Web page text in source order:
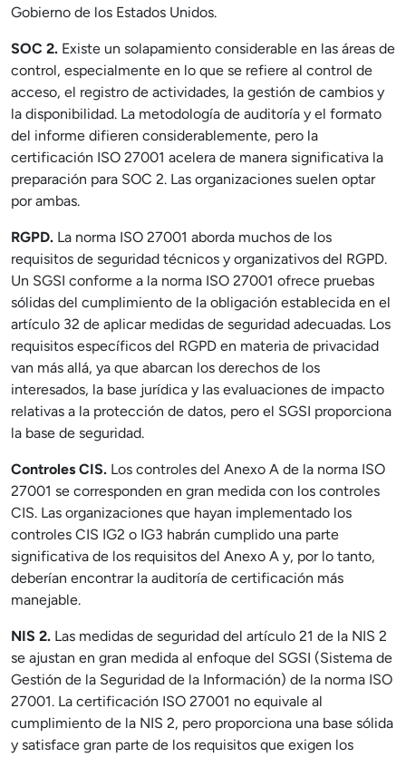
Gobierno de los Estados Unidos.
SOC 2. Existe un solapamiento considerable en las áreas de
control, especialmente en lo que se refiere al control de
acceso, el registro de actividades, la gestión de cambios y
la disponibilidad. La metodología de auditoría y el formato
del informe difieren considerablemente, pero la
certificación ISO 27001 acelera de manera significativa la
preparación para SOC 2. Las organizaciones suelen optar
por ambas.
RGPD. La norma ISO 27001 aborda muchos de los
requisitos de seguridad técnicos y organizativos del RGPD.
Un SGSI conforme a la norma ISO 27001 ofrece pruebas
sólidas del cumplimiento de la obligación establecida en el
artículo 32 de aplicar medidas de seguridad adecuadas. Los
requisitos específicos del RGPD en materia de privacidad
van más allá, ya que abarcan los derechos de los
interesados, la base jurídica y las evaluaciones de impacto
relativas a la protección de datos, pero el SGSI proporciona
la base de seguridad.
Controles CIS. Los controles del Anexo A de la norma ISO
27001 se corresponden en gran medida con los controles
CIS. Las organizaciones que hayan implementado los
controles CIS IG2 o IG3 habrán cumplido una parte
significativa de los requisitos del Anexo A y, por lo tanto,
deberían encontrar la auditoría de certificación más
manejable.
NIS 2. Las medidas de seguridad del artículo 21 de la NIS 2
se ajustan en gran medida al enfoque del SGSI (Sistema de
Gestión de la Seguridad de la Información) de la norma ISO
27001. La certificación ISO 27001 no equivale al
cumplimiento de la NIS 2, pero proporciona una base sólida
y satisface gran parte de los requisitos que exigen los